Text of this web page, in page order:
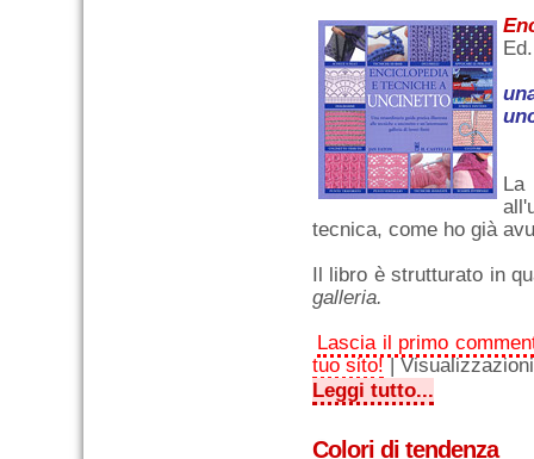
tecnica, come ho già
Il libro è strutturato in
galleria.
Lascia il primo
tuo sito!|
Leggi tutto...
Colori di tendenza